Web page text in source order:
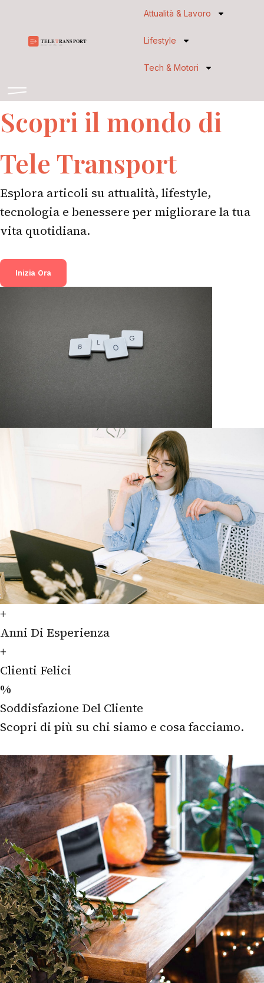
contenuto
Attualità & Lavoro
Lifestyle
Tech & Motori
Scopri il mondo di
Tele Transport
Esplora articoli su attualità, lifestyle,
tecnologia e benessere per migliorare la tua
vita quotidiana.
Inizia Ora
+
Anni Di Esperienza
+
Clienti Felici
%
Soddisfazione Del Cliente
Scopri di più su chi siamo e cosa facciamo.